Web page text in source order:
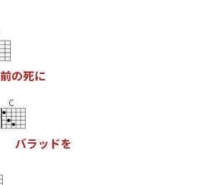
前の死に
C
バラッ ドを